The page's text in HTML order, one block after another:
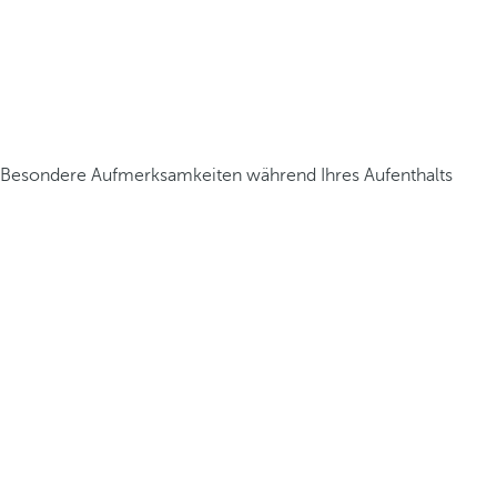
Besondere Aufmerksamkeiten während Ihres Aufenthalts